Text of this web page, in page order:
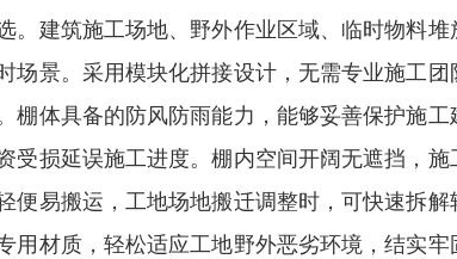
。建筑施工场地、野外作业区域、临时物料
场景。采用模块化拼接设计，无需专业施工
棚体具备的防风防雨能力，能够妥善保护施
受损延误施工进度。棚内空间开阔无遮挡，
便易搬运，工地场地搬迁调整时，可快速拆
用材质，轻松适应工地野外恶劣环境，结实